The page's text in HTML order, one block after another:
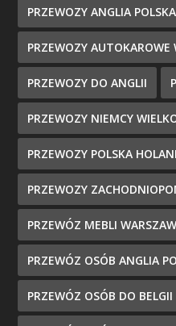
PRZEWOZY ANGLIA POLSKA
PRZEWOZY AUTOKAROWE
PRZEWOZY DO ANGLII
PRZEWOZY NIEMCY
PRZEWOZY POLSKA
PRZEWOZY
PRZEWÓZ MEBLI
PRZEWÓZ OSÓB ANGLIA
PRZEWÓZ OSÓB DO BELGII